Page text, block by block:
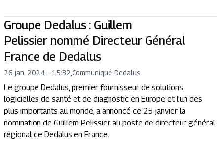
Groupe Dedalus : Guillem
Pelissier nommé Directeur Général
France de Dedalus
26 jan. 2024 - 15:32 Communiqué-Dedalus
Le groupe Dedalus, premier fournisseur de solutions
logicielles de santé et de diagnostic en Europe et l'un des
plus importants au monde, a annoncé ce 25 janvier la
nomination de Guillem Pelissier au poste de directeur général
régional de Dedalus en France.